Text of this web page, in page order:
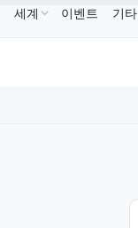
USDCUSDCUS$0.9995 ↑0.00%
세계 이벤트 기타